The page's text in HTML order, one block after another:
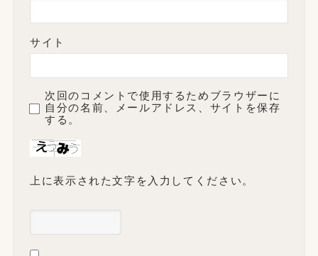
サイト
次回のコメントで使用するためブラウザーに
自分の名前、メールアドレス、サイトを保存
する。
上に表示された文字を入力してください。